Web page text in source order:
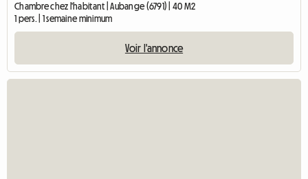
Chambre chez l'habitant | Aubange (6791) | 40 M2
1 pers. | 1 semaine minimum
Voir l'annonce